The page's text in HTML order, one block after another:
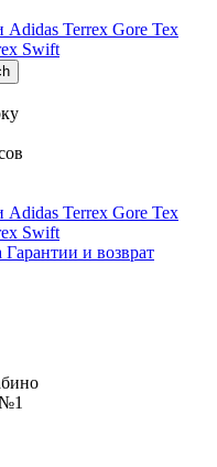
Adidas Terrex Gore Tex
Swift
Adidas Terrex Gore Tex
Swift
Гарантии и возврат